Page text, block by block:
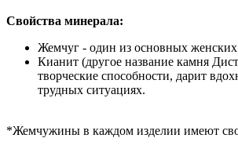
Свойства минерала:
Жемчуг - один из основных женских
Кианит (другое название камня
творческие способности, дарит
трудных ситуациях.
*Жемчужины в каждом изделии имеют